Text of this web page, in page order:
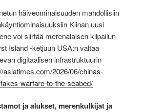
häiveominaisuuden mahdollisiin
Kiinan uusi
voi siirtää merenalaisen kilpailun
Island -ketjuun USA:n valtaa
digitaalisen infrastruktuurin
asiatimes.com/2026/06/chinas-
warfare-to-the-seabed/
ja alukset, merenkulkijat ja